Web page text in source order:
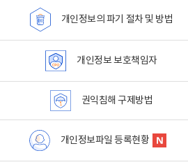
개인정보의 파기 절차 및 방법
개인정보 보호책임자
권익침해 구제방법
개인정보파일 등록현황